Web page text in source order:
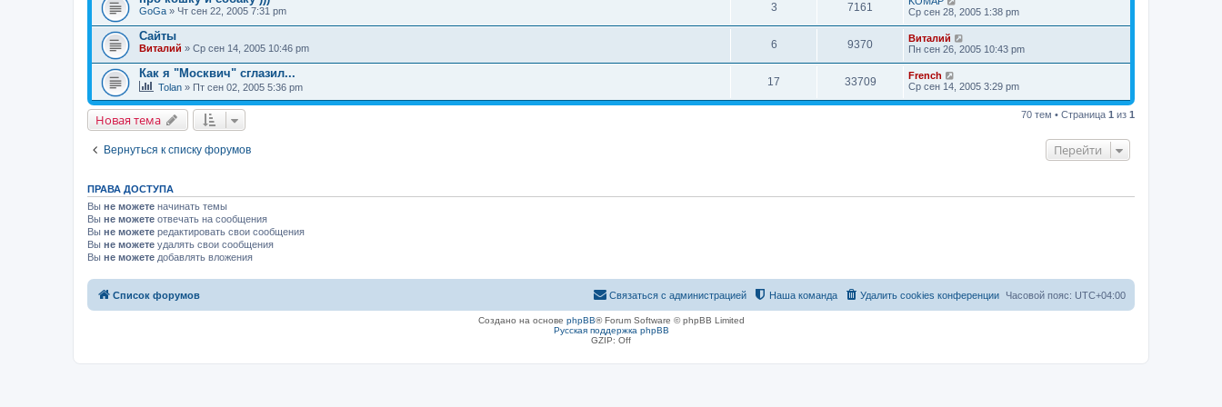
GoGa » Чт сен 22, 2005 7:31 pm 3 7161
Ср сен 28, 2005 1:38 pm
Сайты
Виталий » Ср сен 14, 2005 10:46 pm 6 9370
Виталий
Пн сен 26, 2005 10:43 pm
Как я "Москвич" сглазил...
Tolan » Пт сен 02, 2005 5:36 pm 17 33709
French
Ср сен 14, 2005 3:29 pm
Новая тема 70 тем • Страница 1 из 1
Вернуться к списку форумов Перейти
ПРАВА ДОСТУПА
Вы не можете начинать темы
Вы не можете отвечать на сообщения
Вы не можете редактировать свои сообщения
Вы не можете удалять свои сообщения
Вы не можете добавлять вложения
Список форумов Часовой пояс: UTC+04:00
Удалить cookies конференции
Наша команда
Связаться с администрацией
Создано на основе phpBB® Forum Software © phpBB Limited
Русская поддержка phpBB
GZIP: Off